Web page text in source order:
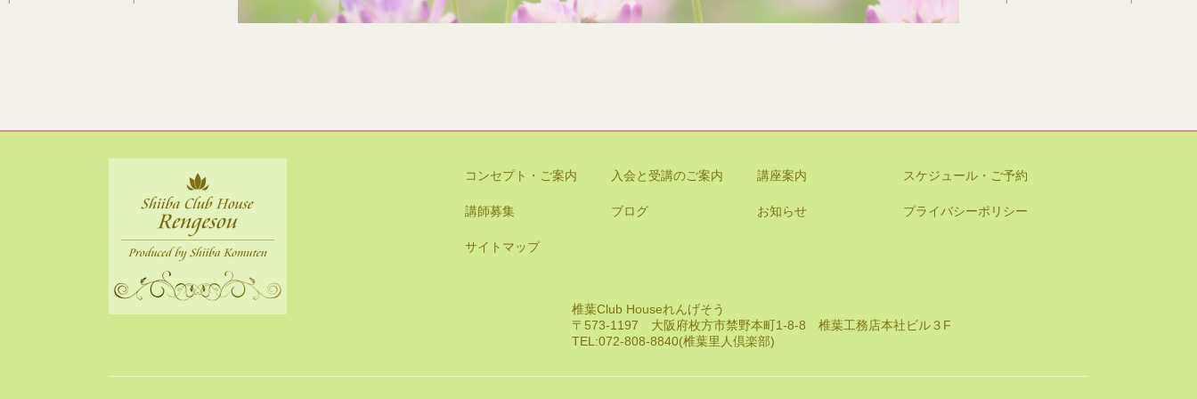
コンセプト・ご案内 入会と受講のご案内 講座案内 スケジュール・ご予約
講師募集 ブログ お知らせ プライバシーポリシー
サイトマップ
椎葉Club Houseれんげそう
〒573-1197 大阪府枚方市禁野本町1-8-8 椎葉工務店本社ビル３F
TEL:072-808-8840(椎葉里人倶楽部)